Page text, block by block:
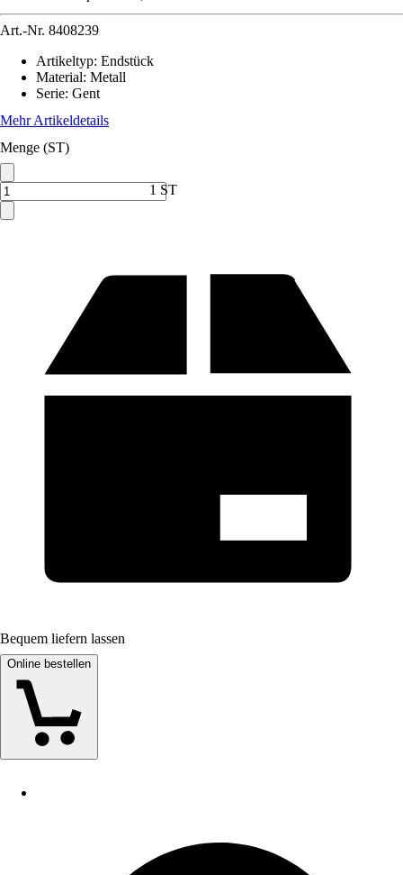
Art.-Nr. 8408239
Artikeltyp: Endstück
Material: Metall
Serie: Gent
Mehr Artikeldetails
Menge (ST)
1 ST
Bequem liefern lassen
Online bestellen